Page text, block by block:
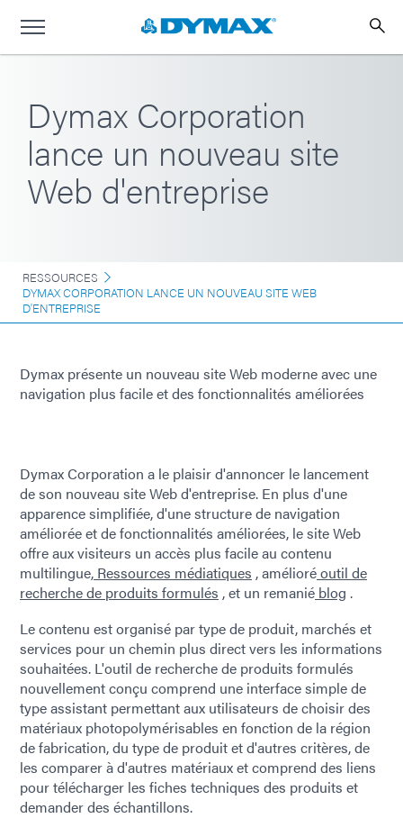
Dymax Corporation
lance un nouveau site
Web d'entreprise
RESSOURCES
DYMAX CORPORATION LANCE UN NOUVEAU SITE WEB
D'ENTREPRISE
Dymax présente un nouveau site Web moderne avec une
navigation plus facile et des fonctionnalités améliorées
Dymax Corporation a le plaisir d'annoncer le lancement
de son nouveau site Web d'entreprise. En plus d'une
apparence simplifiée, d'une structure de navigation
améliorée et de fonctionnalités améliorées, le site Web
offre aux visiteurs un accès plus facile au contenu
multilingue, Ressources médiatiques , amélioréoutil de
recherche de produits formulés , et un remanié blog .
Le contenu est organisé par type de produit, marchés et
services pour un chemin plus direct vers les informations
souhaitées. L'outil de recherche de produits formulés
nouvellement conçu comprend une interface simple de
type assistant permettant aux utilisateurs de choisir des
matériaux photopolymérisables en fonction de la région
de fabrication, du type de produit et d'autres critères, de
les comparer à d'autres matériaux et comprend des liens
pour télécharger les fiches techniques des produits et
demander des échantillons.